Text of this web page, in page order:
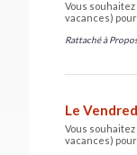
Vous
vacances)
Rattaché à
Le
Vous
vacances)